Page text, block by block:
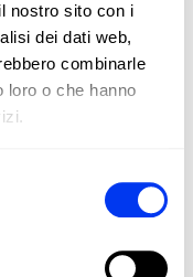
nostro sito con i
dei dati web,
combinarle
loro o che hanno